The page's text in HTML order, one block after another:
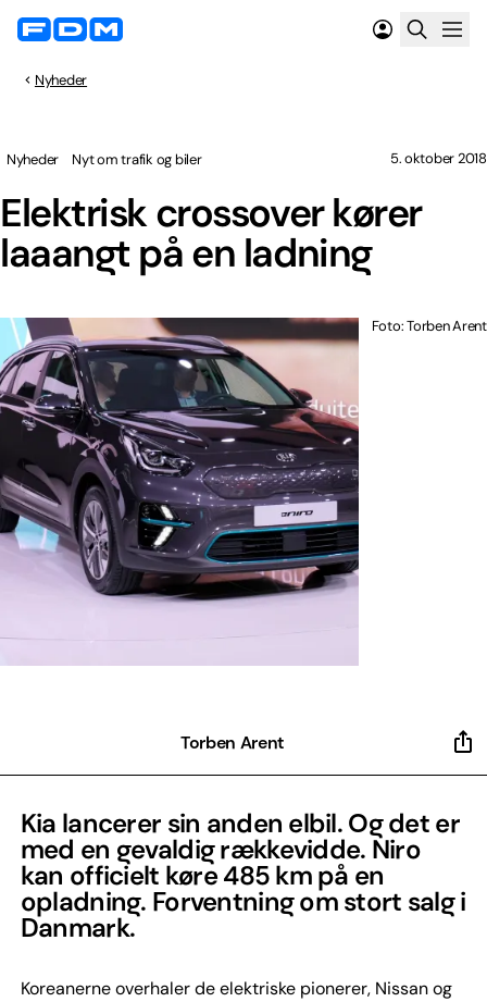
Nyheder
Elektrisk crossover kører
laaangt på en ladning
Nyheder Nyt om trafik og biler 5. oktober 2018
Foto: Torben Arent
Torben Arent
Kia lancerer sin anden elbil. Og det er
med en gevaldig rækkevidde. Niro
kan officielt køre 485 km på en
opladning. Forventning om stort salg i
Danmark.
Koreanerne overhaler de elektriske pionerer, Nissan og